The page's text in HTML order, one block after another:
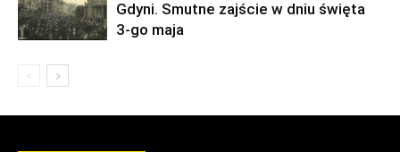
Gdyni. Smutne zajście w dniu święta
3-go maja